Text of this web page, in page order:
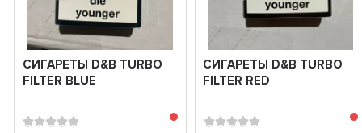
СИГАРЕТЫ D&B TURBO
FILTER BLUE
СИГАРЕТЫ D&B TURBO
FILTER RED